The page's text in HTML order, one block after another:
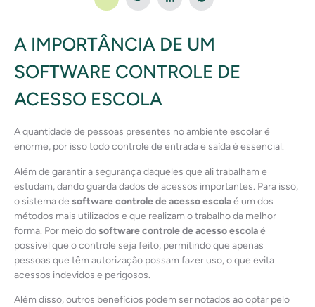
A IMPORTÂNCIA DE UM
SOFTWARE CONTROLE DE
ACESSO ESCOLA
A quantidade de pessoas presentes no ambiente escolar é
enorme, por isso todo controle de entrada e saída é essencial.
Além de garantir a segurança daqueles que ali trabalham e
estudam, dando guarda dados de acessos importantes. Para isso,
o sistema de software controle de acesso escolaé um dos
métodos mais utilizados e que realizam o trabalho da melhor
forma. Por meio dosoftware controle de acesso escolaé
possível que o controle seja feito, permitindo que apenas
pessoas que têm autorização possam fazer uso, o que evita
acessos indevidos e perigosos.
Além disso, outros benefícios podem ser notados ao optar pelo